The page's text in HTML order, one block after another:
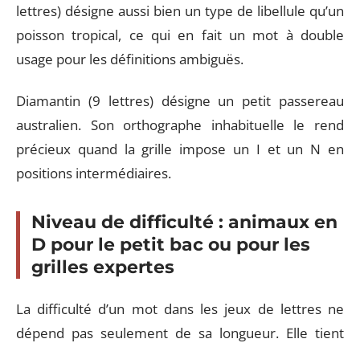
lettres) désigne aussi bien un type de libellule qu’un
poisson tropical, ce qui en fait un mot à double
usage pour les définitions ambiguës.
Diamantin (9 lettres) désigne un petit passereau
australien. Son orthographe inhabituelle le rend
précieux quand la grille impose un I et un N en
positions intermédiaires.
Niveau de difficulté : animaux en
D pour le petit bac ou pour les
grilles expertes
La difficulté d’un mot dans les jeux de lettres ne
dépend pas seulement de sa longueur. Elle tient